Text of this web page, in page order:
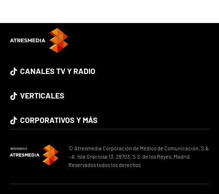
CANALES TV Y RADIO
VERTICALES
CORPORATIVOS Y MÁS
© Atresmedia Corporación de Medios de Comunicación, S.A
- A. Isla Graciosa 13, 28703, S.S. de los Reyes, Madrid.
Reservados todos los derechos